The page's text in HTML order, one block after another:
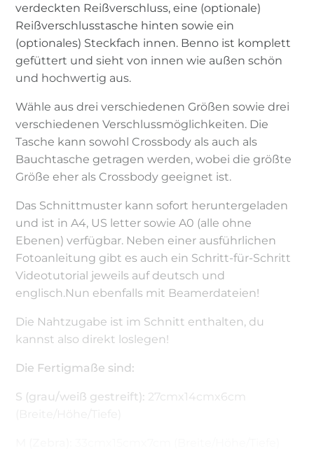
verdeckten Reißverschluss, eine (optionale)
Reißverschlusstasche hinten sowie ein
(optionales) Steckfach innen. Benno ist komplett
gefüttert und sieht von innen wie außen schön
und hochwertig aus.
Wähle aus drei verschiedenen Größen sowie drei
verschiedenen Verschlussmöglichkeiten. Die
Tasche kann sowohl Crossbody als auch als
Bauchtasche getragen werden, wobei die größte
Größe eher als Crossbody geeignet ist.
Das Schnittmuster kann sofort heruntergeladen
und ist in A4, US letter sowie A0 (alle ohne
Ebenen) verfügbar. Neben einer ausführlichen
Fotoanleitung gibt es auch ein Schritt-für-Schritt
Videotutorial jeweils auf deutsch und
englisch.Nun ebenfalls mit Beamerdateien!
Die Nahtzugabe ist im Schnitt enthalten, du
kannst also direkt loslegen!
Die Fertigmaße sind:
S (grau/weiß gestreift): 27cmx14cmx6cm